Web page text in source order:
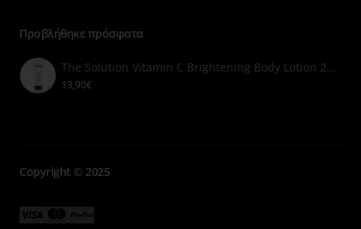
7
Προβλήθηκε πρόσφατα
The Solution Vitamin C Brightening Body Lotion 200ml
13,90€
Copyright © 2025